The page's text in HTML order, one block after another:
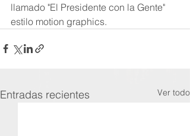
llamado "El Presidente con la Gente"
estilo motion graphics.
Entradas recientes Ver todo